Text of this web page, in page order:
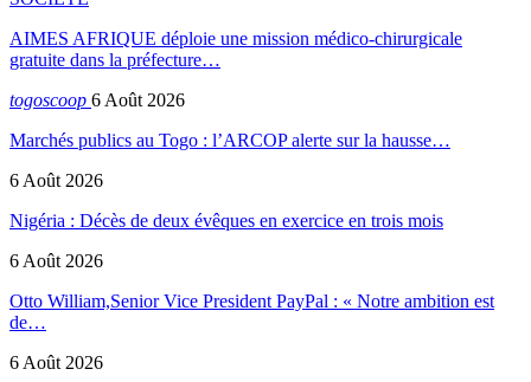
AIMES AFRIQUE déploie une mission médico-chirurgicale
gratuite dans la préfecture…
togoscoop 6 Août 2026
Marchés publics au Togo : l’ARCOP alerte sur la hausse…
6 Août 2026
Nigéria : Décès de deux évêques en exercice en trois mois
6 Août 2026
Otto William,Senior Vice President PayPal : « Notre ambition est
de…
6 Août 2026